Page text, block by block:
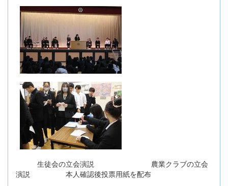
生徒会の立会演説 農業クラブの立会
演説 本人確認後投票用紙を配布